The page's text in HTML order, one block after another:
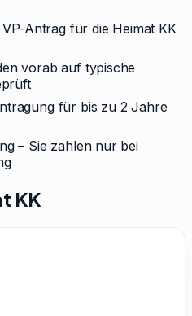
Antrag für die Heimat KK
vorab auf typische
für bis zu 2 Jahre
– Sie zahlen nur bei
KK